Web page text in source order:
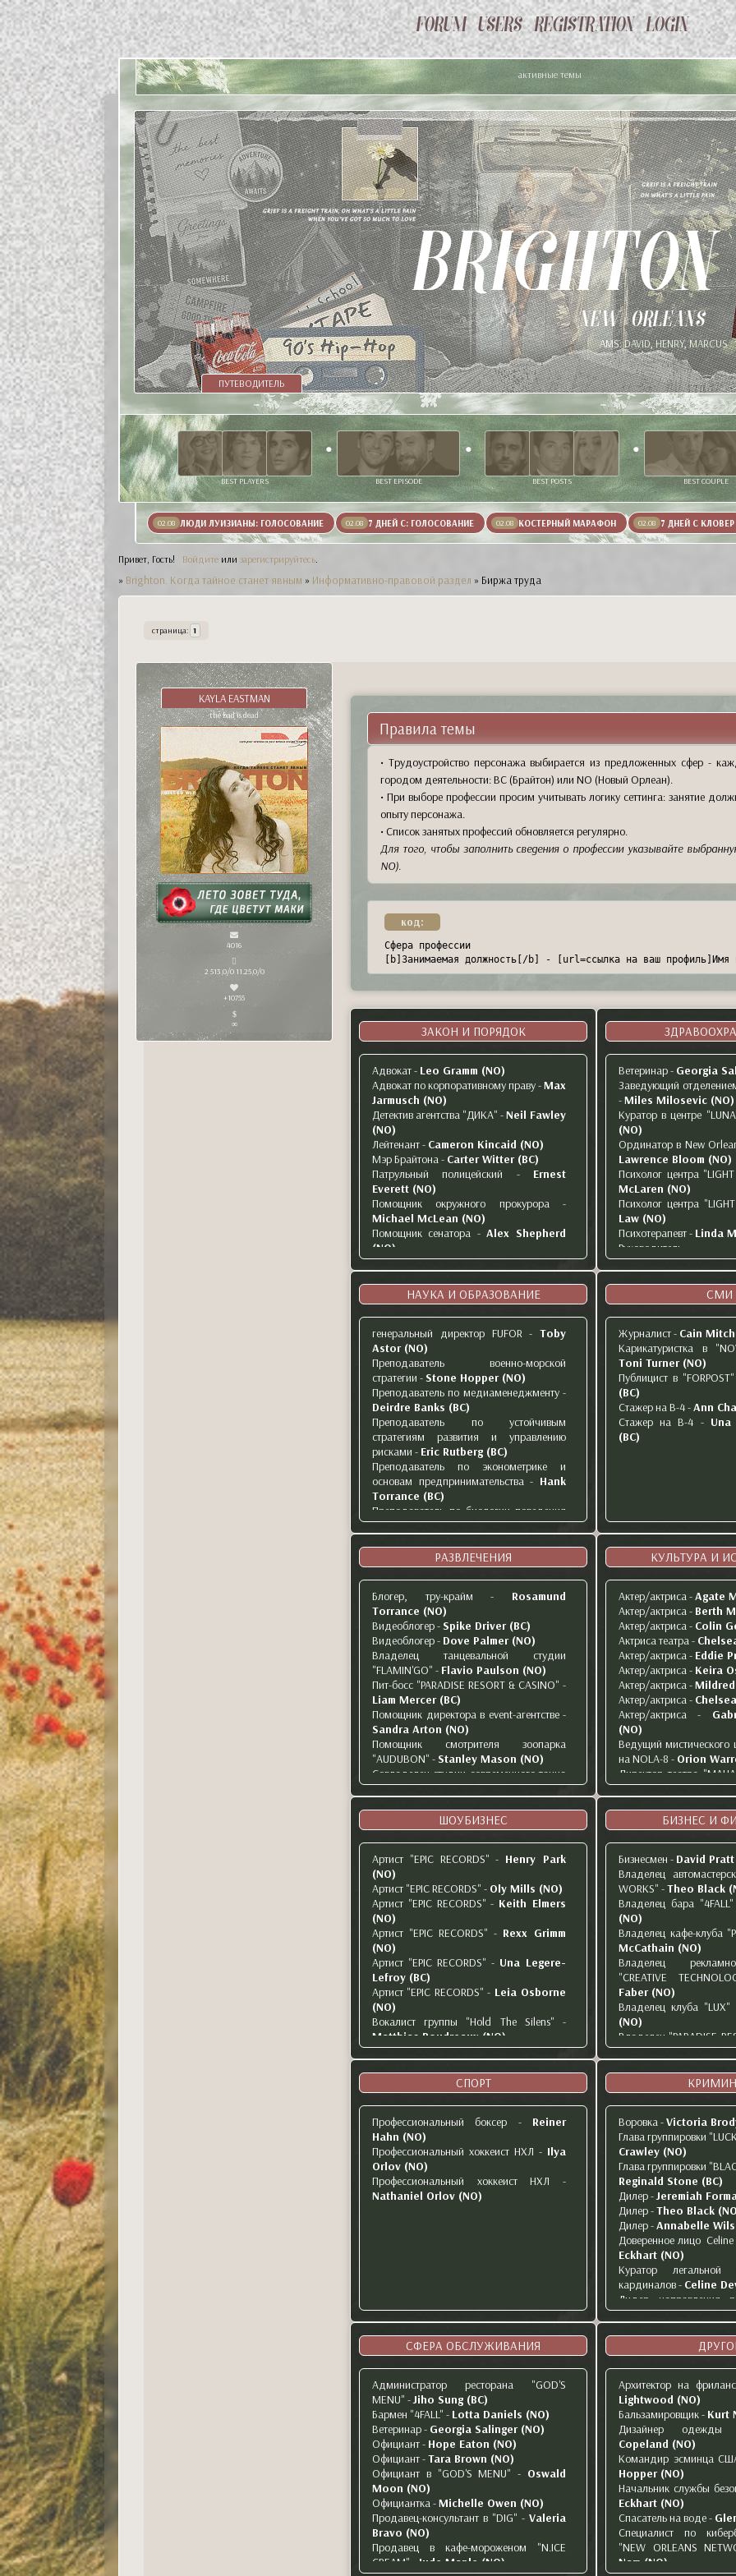
ПУТЕВОДИТЕЛЬ
AMS:DAVID,HENRY,MARCUS
BEST PLAYERS BEST EPISODE BEST POSTS BEST COUPLE
активные темы
02.08 ЛЮДИ ЛУИЗИАНЫ: ГОЛОСОВАНИЕ 02.08 7 ДНЕЙ С: ГОЛОСОВАНИЕ 02.08 КОСТЕРНЫЙ МАРАФОН 02.08 7 ДНЕЙ С КЛОВЕР
Привет, Гость! Войдите или зарегистрируйтесь.
» Brighton. Когда тайное станет явным » Информативно-правовой раздел » Биржа труда
страница: 1
KAYLA EASTMAN
the bad is dead
4016
2 513,0/0 11.25,0/0
+10755
∞
Правила темы
• Трудоустройство персонажа выбирается из предложенных сфер -
городом деятельности: BC (Брайтон) или NO (Новый Орлеан).
• При выборе профессии просим учитывать логику сеттинга: занятие
опыту персонажа.
• Список занятых профессий обновляется регулярно.
Для того, чтобы заполнить сведения о профессии указывайте
NO).
код:
Сфера профессии
[b]Занимаемая должность[/b] - [url=ссылка на ваш профиль]Имя
ЗАКОН И ПОРЯДОК
Адвокат- Leo Gramm (NO)
Адвокат по корпоративному праву-Max
Jarmusch (NO)
Детектив агентства "ДИКА" -Neil Fawley
(NO)
Лейтенант- Cameron Kincaid (NO)
Мэр Брайтона- Carter Witter (BC)
Патрульный полицейский - Ernest
Everett (NO)
Помощник окружного прокурора-
Michael McLean (NO)
Помощник сенатора - Alex Shepherd
(NO)
Пресс-секретарь в мэрии-Kai Weston
Сенатор штата Луизиана-Tam Rockwell
(NO)
Ветеринар- Georgia
Заведующий
-Miles Milosevic (NO)
Куратор в центре
(NO)
Ординатор в New
Lawrence Bloom (NO)
Психолог центра
McLaren (NO)
Психолог центра
Law (NO)
Психотерапевт- Linda
Руководитель
реабилитационного
Социальный работник в
Rabasa (NO)
НАУКА И ОБРАЗОВАНИЕ
генеральный директор FUFOR- Toby
Astor (NO)
Преподаватель военно-морской
стратегии - Stone Hopper (NO)
Преподаватель по медиаменеджменту-
Deirdre Banks (ВС)
Преподаватель по устойчивым
стратегиям развития и управлению
рисками - Eric Rutberg (ВС)
Преподаватель по эконометрике и
основам предпринимательства- Hank
Torrance (ВС)
Преподаватель по биологии поведения
человека (курс)-Oliver Law (ВС)
семантике английского языка
Jackowski (ВС)
Преподаватель политологии-Celine
Devereux (BC)
Студент-Imagine Fox (NO)
Студент-Philipp Austin (NO)
Студент-Alicia Breeland (NO)
Студент-Ellie Foster (BC)
Студент-Jeremiah Forman (BC)
Студент- Rav Levine (BC)
Студент-Liam Mercer (BC)
Студент-Samantha Moore (BC)
Студент -Hope Eaton (BC)
Студент-Eda Akay (BC)
Студент-Una Legere-Lefroy (BC)
Студент -Aurora Nottingham (BC)
Студент-Giles Maple (BC)
Sebastian Moro (NO)
Учитель литературы в школе
Astor (NO)
Учитель физики
Archie King (NO)
Школьник -Andre Turner (NO)
Член попечительского совета Брайтона-
David Pratt (BC)
СМИ
Журналист- Cain
Карикатуристка в
Toni Turner (NO)
Публицист в "FORPOST"
(BC)
Стажер на B-4-Ann
Стажер на B-4 -
(BC)
РАЗВЛЕЧЕНИЯ
Блогер, тру-крайм - Rosamund
Torrance (NO)
Видеоблогер- Spike Driver (BC)
Видеоблогер- Dove Palmer (NO)
Владелец танцевальной студии
"FLAMIN'GO" - Flavio Paulson (NO)
Пит-босс "PARADISE RESORT & CASINO" -
Liam Mercer (BC)
Помощник директора в event-агентстве-
Sandra Arton (NO)
Помощник смотрителя зоопарка
"AUDUBON" - Stanley Mason (NO)
Совладелец студии современного танца
-Elsa LaFrate (NO)
Annabelle Wilson (NO)
Event-менеджер в "WONDERLAND"-
Lucia Dallier (NO)
КУЛЬТУРА И
Актер/актриса-Agate
Актер/актриса- Berth
Актер/актриса- Colin
Актриса театра-
Актер/актриса- Eddie
Актер/актриса- Keira
Актер/актриса-Mildred
Актер/актриса-
Актер/актриса -
(NO)
Ведущий мистического
на NOLA-8 - Orion
Директор театра
Hugo Yorke (NO)
-Dove Palmer
Модель-Piper
Модель-Nikki Davis
Певица в театре
Bravo (NO)
Помощник режиссера-
Поэт-Percival de
Режиссёр
Сценарист -Sarah
Художественный
Will Lefroy (NO)
Художница
-Gwen
Хореограф-
LaFrate (NO)
ШОУБИЗНЕС
Артист "EPIC RECORDS" - Henry Park
(NO)
Артист "EPIC RECORDS" - Oly Mills (NO)
Артист "EPIC RECORDS" - Keith Elmers
(NO)
Артист "EPIC RECORDS" - Rexx Grimm
(NO)
Артист "EPIC RECORDS" - Una Legere-
Lefroy (BC)
Артист "EPIC RECORDS" - Leia Osborne
(NO)
Вокалист группы "Hold The Silens" -
Matthias Boudreaux (NO)
Вокалистка группы Hold the Silence-
Группа "THE TRIBUTES" - лидер группы
Amir Rawadi (NO)
Группа "THE TRIBUTES" - участник группы
-Joel Alvarez (NO)
Группа "THE TRIBUTES" - участник группы
-Thomas Fletcher (NO)
Музыкант-Christian Python (NO)
Музыкант-Eren Matsson-Hopper
(NO)
Marcus Berry (NO)
Менеджер A&R "EPIC RECORDS"-Simon
Deirdre
Banks (NO)
Продюсер-Christian Python (NO)
БИЗНЕС И
Бизнесмен - David Pratt
Владелец
WORKS" -Theo Black
Владелец бара "4FALL"
(NO)
Владелец кафе-клуба
McCathain (NO)
Владелец
"CREATIVE
Faber (NO)
Владелец клуба "LUX"
(NO)
Владелец "PARADISE
-Reginald Stone (BC)
Eric
Владелец сети
MENU"-Alistair Yang
Генеральный
кампании "TURNER
Conchur O’Donnell
Менеджер по развитию
Calvo (NO)
Совладелица
"MERYEM"-Eda Akay
Совладелец
Laercom-Roy Evans
Основательница
"LUNARE"
Elsie Pratt
Финансовый директор
"MAR DE BARGAS"-
CEO
"BLACKROCK INC."-
СПОРТ
Профессиональный боксер - Reiner
Hahn (NO)
Профессиональный хоккеист НХЛ - Ilya
Orlov (NO)
Профессиональный хоккеист НХЛ -
Nathaniel Orlov (NO)
Воровка-Victoria
Глава группировки
Crawley (NO)
Глава группировки
Reginald Stone (BC)
Дилер-Jeremiah
Дилер-Theo Black
Дилер-Annabelle
Доверенное лицо Celine
Eckhart (NO)
Куратор легальной
кардиналов- Celine
Лидер направления
DEVIL"-Nicholas Tyler
Sean
Помощник лидера
"LUCKY DEVIL"-Asper
Угонщица- Victoria
СФЕРА ОБСЛУЖИВАНИЯ
Администратор ресторана "GOD'S
MENU" -Jiho Sung (BC)
Бармен "4FALL" - Lotta Daniels (NO)
Ветеринар- Georgia Salinger (NO)
Официант- Hope Eaton (NO)
Официант-Tara Brown (NO)
Официант в "GOD'S MENU" - Oswald
Moon (NO)
Официантка-Michelle Owen (NO)
Продавец-консультант в "DIG" - Valeria
Bravo (NO)
Продавец в кафе-мороженом "N.ICE
CREAM"
Jude Maple (NO)
Архитектор на
Lightwood (NO)
Бальзамировщик- Kurt
Дизайнер одежды
Copeland (NO)
Командир эсминца
Hopper (NO)
Начальник службы
Eckhart (NO)
Спасатель на воде-
Специалист по
"NEW ORLEANS
Nam (NO)